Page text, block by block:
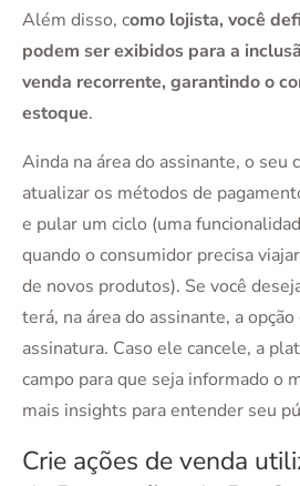
Além disso, como lojista, você
podem ser exibidos para a
venda recorrente, garantindo o
estoque.
Ainda na área do assinante, o seu
atualizar os métodos de
e pular um ciclo (uma
quando o consumidor precisa
de novos produtos). Se você
terá, na área do assinante, a
assinatura. Caso ele cancele, a
campo para que seja informado o
mais insights para entender seu
Crie ações de venda